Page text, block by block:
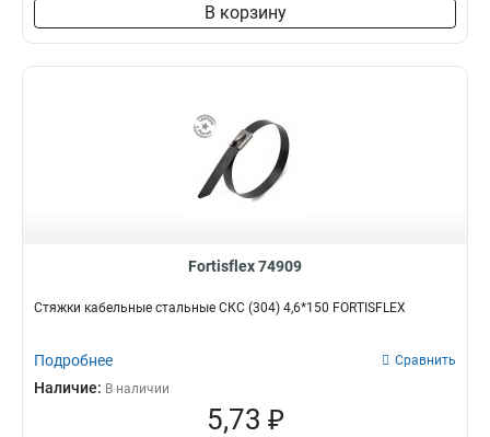
В корзину
Fortisflex 74909
Стяжки кабельные стальные СКС (304) 4,6*150 FORTISFLEX
Подробнее Сравнить
Наличие: В наличии
5,73 ₽